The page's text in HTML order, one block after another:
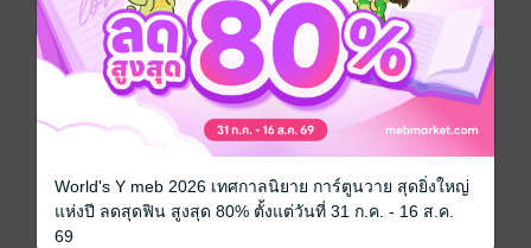
โรมานซ์ ดรามา ตบจูบ แอบรัก
ประเภทไฟล์ pdf, epub (สารบัญ)
ความยาว 498 หน้า (≈ 86,266 คำ)
World's Y meb 2026 เทศกาลนิยาย การ์ตูนวาย สุดยิ่งใหญ่
แห่งปี ลดสุดฟิน สูงสุด 80% ตั้งแต่วันที่ 31 ก.ค. - 16 ส.ค.
69